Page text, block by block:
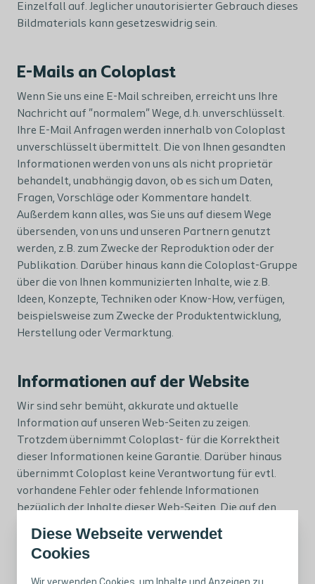
Diese Webseite verwendet
Cookies
Einzelfall auf. Jeglicher unautorisierter Gebrauch dieses
Bildmaterials kann gesetzeswidrig sein.
E-Mails an Coloplast
Wenn Sie uns eine E-Mail schreiben, erreicht uns Ihre
Nachricht auf "normalem" Wege, d.h. unverschlüsselt.
Ihre E-Mail Anfragen werden innerhalb von Coloplast
unverschlüsselt übermittelt. Die von Ihnen gesandten
Informationen werden von uns als nicht proprietär
behandelt, unabhängig davon, ob es sich um Daten,
Fragen, Vorschläge oder Kommentare handelt.
Außerdem kann alles, was Sie uns auf diesem Wege
übersenden, von uns und unseren Partnern genutzt
werden, z.B. zum Zwecke der Reproduktion oder der
Publikation. Darüber hinaus kann die Coloplast-Gruppe
über die von Ihnen kommunizierten Inhalte, wie z.B.
Ideen, Konzepte, Techniken oder Know-How, verfügen,
beispielsweise zum Zwecke der Produktentwicklung,
Herstellung oder Vermarktung.
Informationen auf der Website
Wir sind sehr bemüht, akkurate und aktuelle
Information auf unseren Web-Seiten zu zeigen.
Trotzdem übernimmt Coloplast- für die Korrektheit
dieser Informationen keine Garantie. Darüber hinaus
übernimmt Coloplast keine Verantwortung für evtl.
vorhandene Fehler oder fehlende Informationen
bezüglich der Inhalte dieser Web-Seiten. Die auf den
stellen keinen Ersatz für eine medizische Versorgung
dar. Falls Sie gesundheitliche Probleme haben oder
vermuten, sollten Sie immer einen entsprechenden